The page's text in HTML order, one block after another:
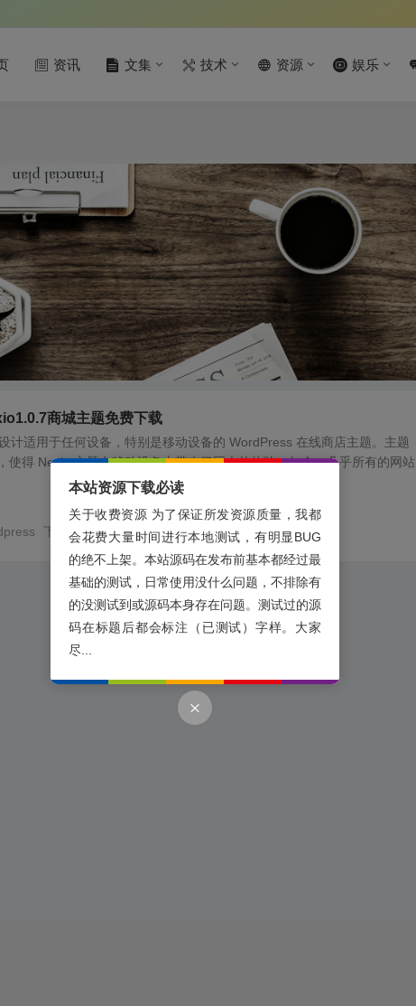
资讯 文集 技术 资源 娱乐
商城主题免费下载
计适用于任何设备，特别是移动设备的 WordPress 在线商店主题。主题
使得 Nexio 主题在移动设备上带来了巨大的体验。如今，几乎所有的网站
下载
本站资源下载必读
关于收费资源 为了保证所发资源质量，我都
会花费大量时间进行本地测试，有明显BUG
的绝不上架。本站源码在发布前基本都经过最
基础的测试，日常使用没什么问题，不排除有
的没测试到或源码本身存在问题。测试过的源
码在标题后都会标注（已测试）字样。大家
尽...